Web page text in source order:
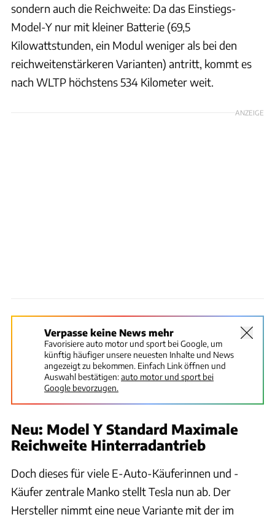
sondern auch die Reichweite: Da das Einstiegs-
Model-Y nur mit kleiner Batterie (69,5
Kilowattstunden, ein Modul weniger als bei den
reichweitenstärkeren Varianten) antritt, kommt es
nach WLTP höchstens 534 Kilometer weit.
ANZEIGE
Verpasse keine News mehr
Favorisiere auto motor und sport bei Google, um
künftig häufiger unsere neuesten Inhalte und News
angezeigt zu bekommen. Einfach Link öffnen und
Auswahl bestätigen:auto motor und sport bei
Google bevorzugen.
Neu: Model Y Standard Maximale
Reichweite Hinterradantrieb
Doch dieses für viele E-Auto-Käuferinnen und -
Käufer zentrale Manko stellt Tesla nun ab. Der
Hersteller nimmt eine neue Variante mit der im